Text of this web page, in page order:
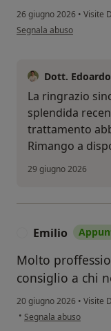
26 giugno 2026 • Visite
secondo l'opinione
Segnala abuso
Dott.
La ringrazio
splendida
trattamento
Rimango a
29 giugno 2026
Emilio
Molto
consiglio a chi
20 giugno 2026 • Visite
• secondo l'opinione
Segnala abuso